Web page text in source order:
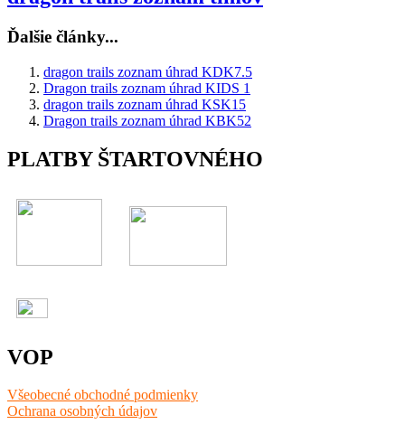
Ďalšie články...
dragon trails zoznam úhrad KDK7.5
Dragon trails zoznam úhrad KIDS 1
dragon trails zoznam úhrad KSK15
Dragon trails zoznam úhrad KBK52
PLATBY ŠTARTOVNÉHO
VOP
Všeobecné obchodné podmienky
Ochrana osobných údajov